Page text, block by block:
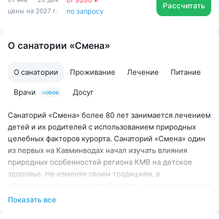
цены на 2027 г. по запросу
Рассчитать
О санатории «Смена»
О санатории Проживание Лечение Питание
Врачи новое Досуг
Санаторий «Смена» более 80 лет занимается лечением
детей и их родителей с использованием природных
целебных факторов курорта. Санаторий «Смена» один
из первых на Кавминводах начал изучать влияния
природных особенностей региона КМВ на детское
здоровье. Не изменяя своим традициям, в
с учётом особенностей детского организма.
Показать все